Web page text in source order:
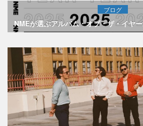
ブログ
NMEが選ぶアルバム・オブ・ザ・イヤ